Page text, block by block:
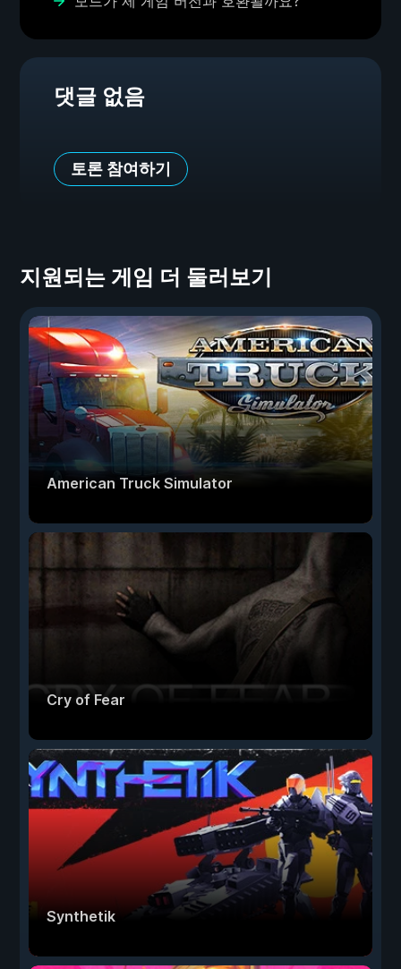
댓글 없음
토론 참여하기
지원되는 게임 더 둘러보기
American Truck Simulator
Cry of Fear
Synthetik